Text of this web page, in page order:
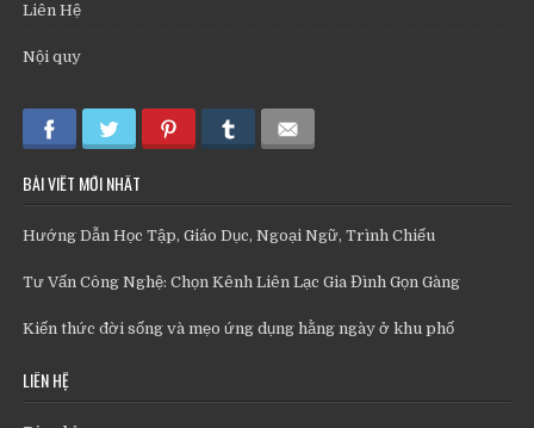
Liên Hệ
Nội quy
BÀI VIẾT MỚI NHẤT
Hướng Dẫn Học Tập, Giáo Dục, Ngoại Ngữ, Trình Chiếu
Tư Vấn Công Nghệ: Chọn Kênh Liên Lạc Gia Đình Gọn Gàng
Kiến thức đời sống và mẹo ứng dụng hằng ngày ở khu phố
LIÊN HỆ